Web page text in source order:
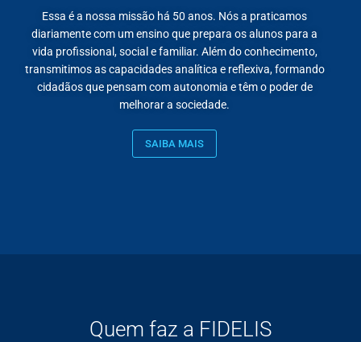
Essa é a nossa missão há 50 anos. Nós a praticamos
diariamente com um ensino que prepara os alunos para a
vida profissional, social e familiar. Além do conhecimento,
transmitimos as capacidades analítica e reflexiva, formando
cidadãos que pensam com autonomia e têm o poder de
melhorar a sociedade.
SAIBA MAIS
Quem faz a FIDELIS